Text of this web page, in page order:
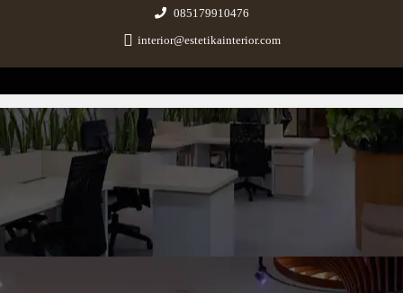
085179910476
interior@estetikainterior.com
Estetika Interior
Design & Build Consultant